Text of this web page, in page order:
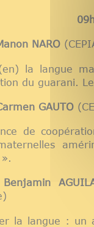
NARO
la langue
du guarani.
GAUTO
de
Benjamin
la langue : un